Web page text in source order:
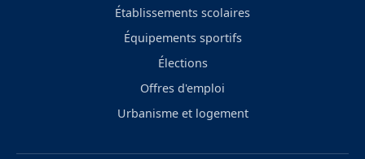
Établissements scolaires
Équipements sportifs
Élections
Offres d'emploi
Urbanisme et logement